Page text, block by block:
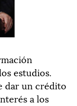
estudios.
dar un crédito
a los